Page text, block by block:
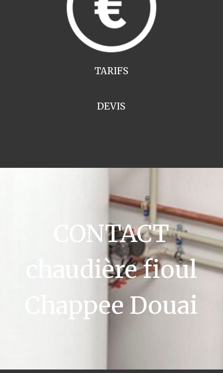
TARIFS
DEVIS
CONTACT
chaudière fioul
Chappee Douai